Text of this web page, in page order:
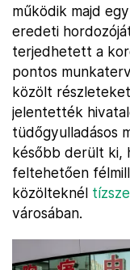
működik majd
eredeti
terjedhetett a
pontos
közölt
jelentették
tüdőgyulladásos
később derült ki,
feltehetően
közölteknél
városában.